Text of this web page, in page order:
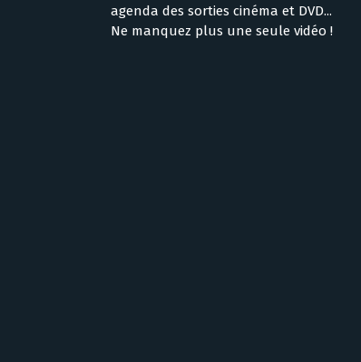
agenda des sorties cinéma et DVD...
Ne manquez plus une seule vidéo !